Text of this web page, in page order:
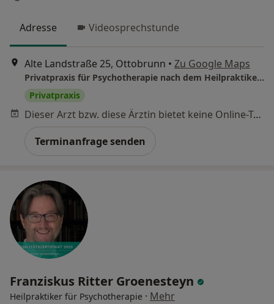
Adresse Videosprechstunde
Alte Landstraße 25, Ottobrunn • Zu Google Maps
Privatpraxis für Psychotherapie nach dem Heilpraktikergesetz Carlson El Murtadi, M.Sc. – Heilpraktiker, beschränkt auf Psychotherapie
Privatpraxis
Dieser Arzt bzw. diese Ärztin bietet keine Online-Terminbuchung an diesem Standort an.
Terminanfrage senden
Franziskus Ritter Groenesteyn
Heilpraktiker für Psychotherapie · Mehr